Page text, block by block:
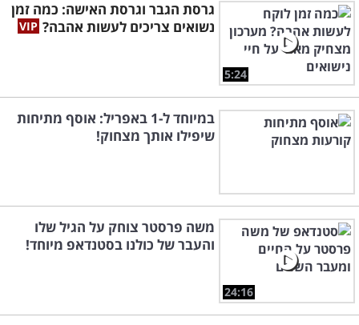
5:24
גרסת הגבר וגרסת האישה: כמה זמן
נשואים צריכים לעשות אהבה?
במיוחד ל-1 באפריל: אוסף מתיחות
שיפילו אותך מצחוק!
24:16
משה פרסטר צוחק על הגיל שלו
והעבר של כולנו בסטנדאפ מיוחד!